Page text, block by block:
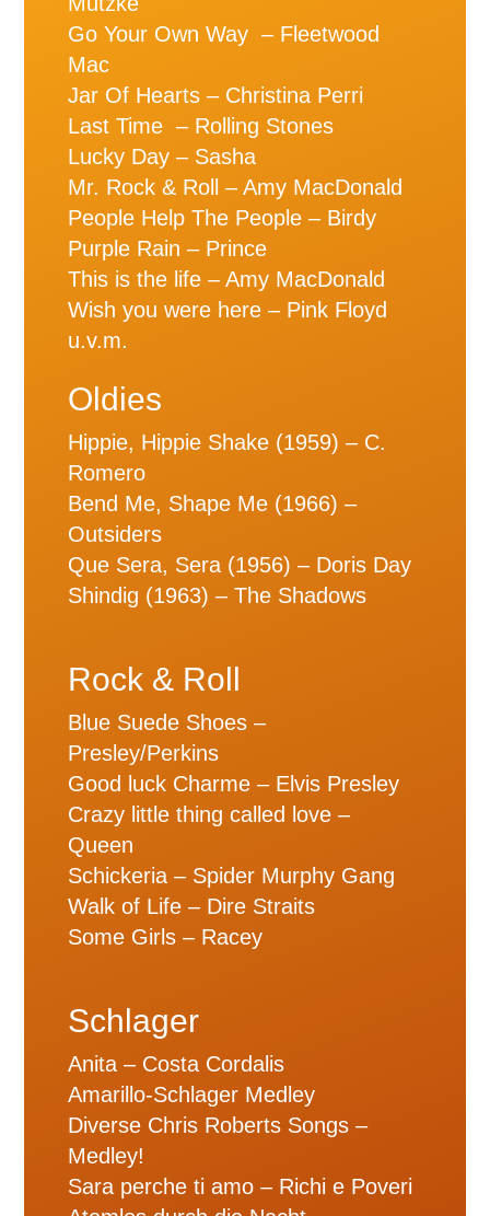
Go Your Own Way – Fleetwood
Mac
Jar Of Hearts – Christina Perri
Last Time – Rolling Stones
Lucky Day – Sasha
Mr. Rock & Roll – Amy MacDonald
People Help The People – Birdy
Purple Rain – Prince
This is the life – Amy MacDonald
Wish you were here – Pink Floyd
u.v.m.
Oldies
Hippie, Hippie Shake (1959) – C.
Romero
Bend Me, Shape Me (1966) –
Outsiders
Que Sera, Sera (1956) – Doris Day
Shindig (1963) – The Shadows
Rock & Roll
Blue Suede Shoes –
Presley/Perkins
Good luck Charme – Elvis Presley
Crazy little thing called love –
Queen
Schickeria – Spider Murphy Gang
Walk of Life – Dire Straits
Some Girls – Racey
Schlager
Anita – Costa Cordalis
Amarillo-Schlager Medley
Diverse Chris Roberts Songs –
Medley!
Sara perche ti amo – Richi e Poveri